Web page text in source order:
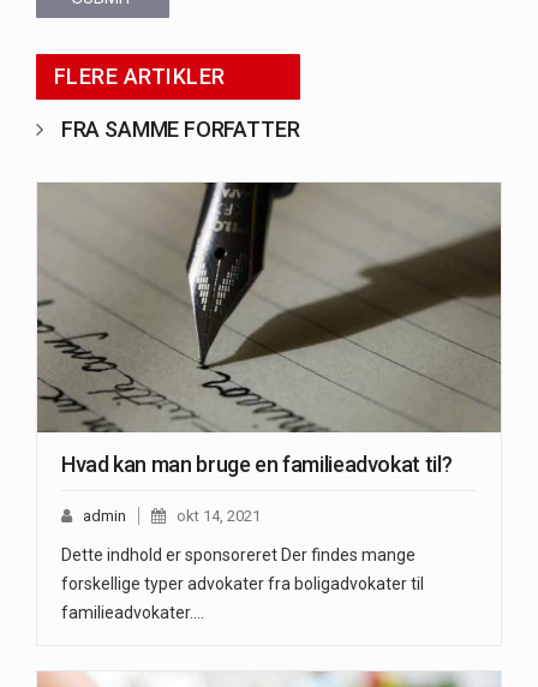
FLERE ARTIKLER
FRA SAMME FORFATTER
Hvad kan man bruge en familieadvokat til?
admin okt 14, 2021
Dette indhold er sponsoreret Der findes mange
forskellige typer advokater fra boligadvokater til
familieadvokater.…